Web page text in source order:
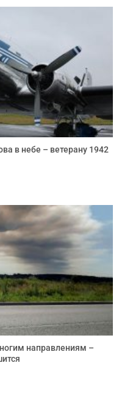
в небе – ветерану 1942
направлениям –